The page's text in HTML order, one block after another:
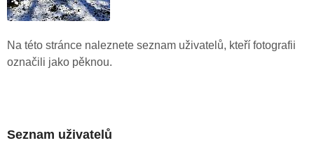
Na této stránce naleznete seznam uživatelů, kteří fotografii
označili jako pěknou.
Seznam uživatelů